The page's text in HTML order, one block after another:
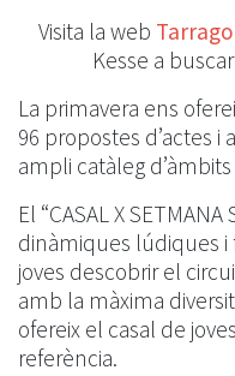
Visita la web
Kesse a
La primavera ens
96 propostes d’actes
ampli catàleg
El “CASAL X
dinàmiques lúdiques
joves descobrir el
amb la màxima
ofereix el casal de
referència.